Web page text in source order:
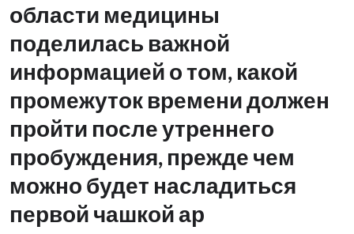
области медицины
поделилась важной
информацией о том, какой
промежуток времени должен
пройти после утреннего
пробуждения, прежде чем
можно будет насладиться
первой чашкой ар